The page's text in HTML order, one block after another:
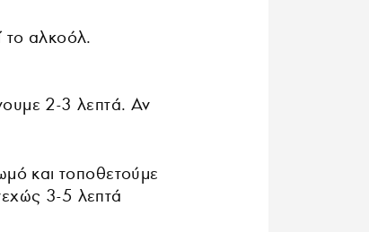
το αλκοόλ.
2-3 λεπτά. Αν
και τοποθετούμε
3-5 λεπτά